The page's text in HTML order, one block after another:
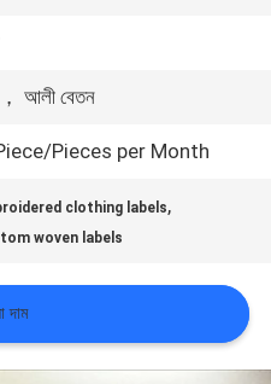
， আলী বেতন
Pieces per Month
clothing labels,
woven labels
দাম